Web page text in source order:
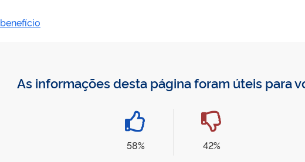
benefício
As informações desta página foram úteis para
58%
42%